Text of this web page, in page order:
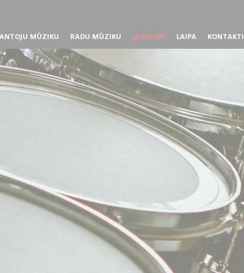
MŪZIKU RADU MŪZIKU JAUNUMI LAIPA KONTAKTI